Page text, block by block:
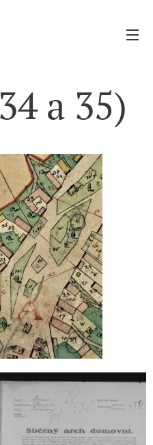
a 35)